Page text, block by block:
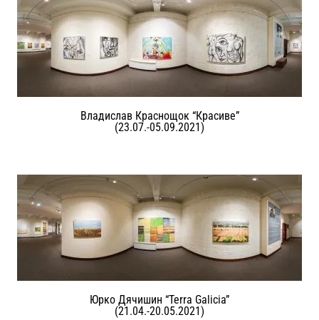
Владислав Краснощок “Красиве”
(23.07.-05.09.2021)
Юрко Дячишин “Terra Galicia”
(21.04.-20.05.2021)